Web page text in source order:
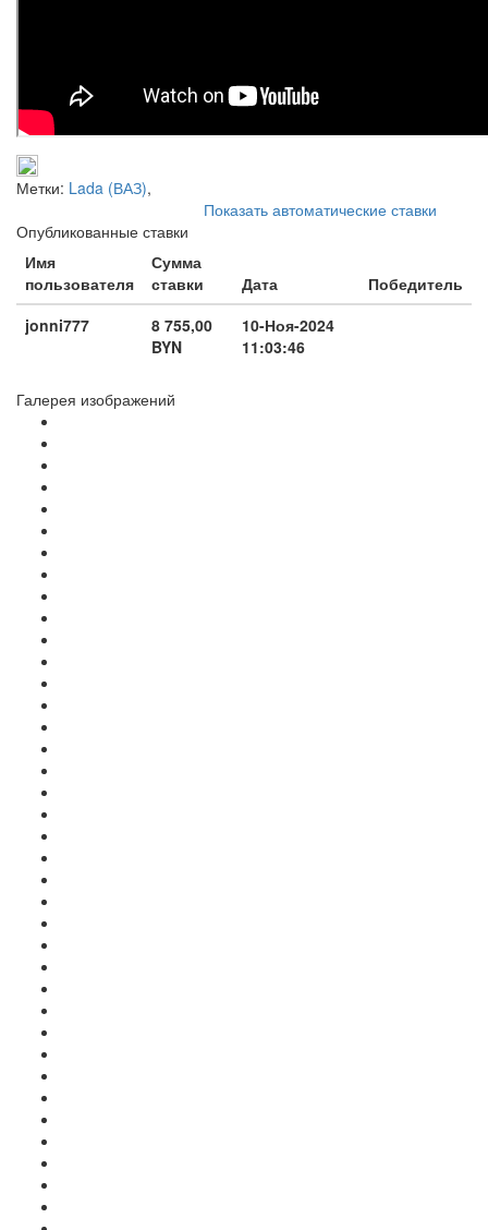
Метки: Lada (ВАЗ),
Показать автоматические ставки
Опубликованные ставки
Имя
пользователя
Сумма
ставки
Дата
Победитель
jonni777
8 755,00
BYN
10-Ноя-2024
11:03:46
Галерея изображений